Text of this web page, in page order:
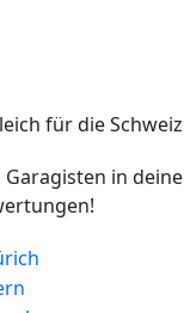
für die Schweiz
Garagisten in